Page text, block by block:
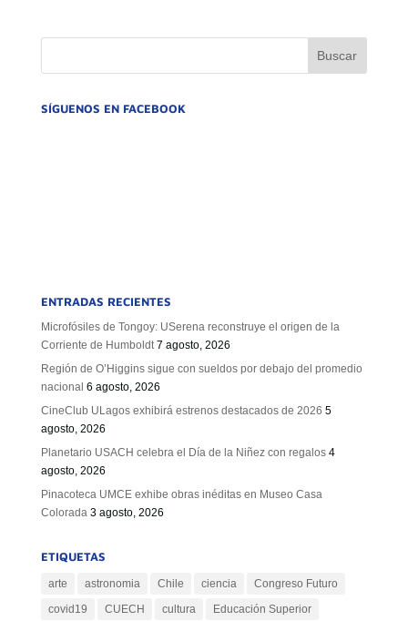
SÍGUENOS EN FACEBOOK
ENTRADAS RECIENTES
Microfósiles de Tongoy: USerena reconstruye el origen de la
Corriente de Humboldt 7 agosto, 2026
Región de O’Higgins sigue con sueldos por debajo del promedio
nacional 6 agosto, 2026
CineClub ULagos exhibirá estrenos destacados de 2026 5
agosto, 2026
Planetario USACH celebra el Día de la Niñez con regalos 4
agosto, 2026
Pinacoteca UMCE exhibe obras inéditas en Museo Casa
Colorada 3 agosto, 2026
ETIQUETAS
arte astronomia Chile ciencia
Congreso Futuro
covid19
CUECH cultura
Educación Superior